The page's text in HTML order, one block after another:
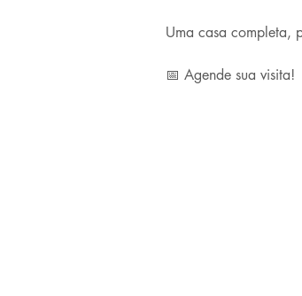
Uma casa completa,
📅 Agende sua visita!